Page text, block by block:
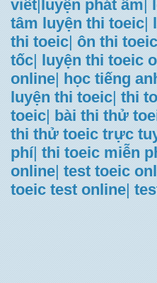
viết|luyện phát âm|
tâm luyện thi toeic|
thi toeic| ôn thi
tốc| luyện thi toeic
online| học tiếng
luyện thi toeic| thi
toeic| bài thi thử
thi thử toeic trực
phí| thi toeic miễn
online| test toeic
toeic test online|